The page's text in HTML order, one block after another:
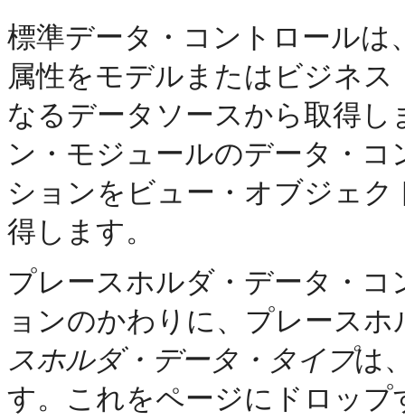
標準データ・コントロール
属性をモデルまたはビジネ
なるデータソースから取得
ン・モジュールのデータ・
ションをビュー・オブジェ
得します。
プレースホルダ・データ・
ョンのかわりに、プレース
スホルダ・データ・タイプは
す。これをページにドロッ